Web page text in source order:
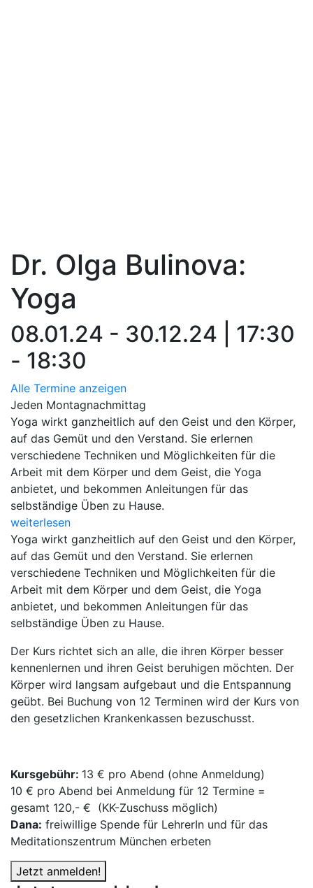
Dr. Olga Bulinova:
Yoga
08.01.24 - 30.12.24 | 17:30
- 18:30
Alle Termine anzeigen
Jeden Montagnachmittag
Yoga wirkt ganzheitlich auf den Geist und den Körper,
auf das Gemüt und den Verstand. Sie erlernen
verschiedene Techniken und Möglichkeiten für die
Arbeit mit dem Körper und dem Geist, die Yoga
anbietet, und bekommen Anleitungen für das
selbständige Üben zu Hause.
weiterlesen
Yoga wirkt ganzheitlich auf den Geist und den Körper,
auf das Gemüt und den Verstand. Sie erlernen
verschiedene Techniken und Möglichkeiten für die
Arbeit mit dem Körper und dem Geist, die Yoga
anbietet, und bekommen Anleitungen für das
selbständige Üben zu Hause.
Der Kurs richtet sich an alle, die ihren Körper besser
kennenlernen und ihren Geist beruhigen möchten. Der
Körper wird langsam aufgebaut und die Entspannung
geübt. Bei Buchung von 12 Terminen wird der Kurs von
den gesetzlichen Krankenkassen bezuschusst.
Kursgebühr: 13 € pro Abend (ohne Anmeldung)
10 € pro Abend bei Anmeldung für 12 Termine =
gesamt 120,- € (KK-Zuschuss möglich)
Dana: freiwillige Spende für LehrerIn und für das
Meditationszentrum München erbeten
Jetzt anmelden!